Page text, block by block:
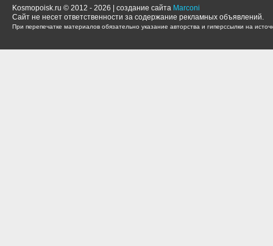
Kosmopoisk.ru © 2012 - 2026 | создание сайта Marconi
Сайт не несет ответственности за содержание рекламных объявлений.
При перепечатке материалов обязательно указание авторства и гиперссылки на